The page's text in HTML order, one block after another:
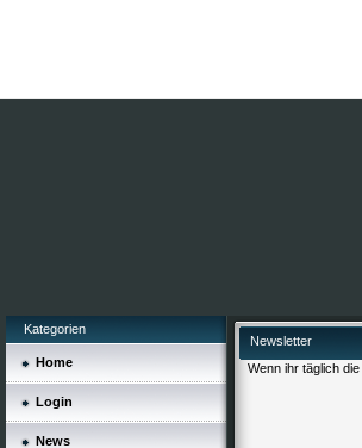
Kategorien
Home
Login
News
Newsletter
Wenn ihr täglich